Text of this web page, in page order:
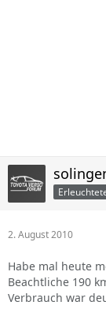
2. August 2010
Habe mal heute
Beachtliche 190
Verbrauch war